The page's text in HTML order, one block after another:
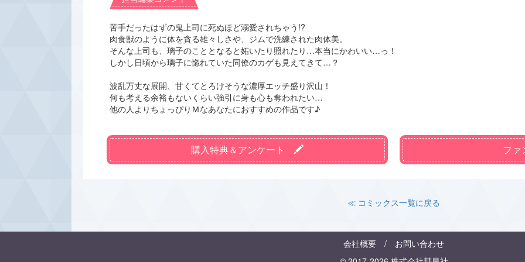
苦手だったはずの鬼上司に死ぬほど溺愛されちゃう!?
肉食獣のように体を貪る雄々しさや、ジムで洗練された肉体美。
そんな上司も、璃子のこととなると妬いたり照れたり…本当にかわいい…っ！
しかし日頃から璃子に惚れていた同僚のカゲも見えてきて…？
波乱万丈な展開、甘くてとろけそうな濃厚エッチ盛り沢山！
何も考える余裕もないくらい強引に身も心も奪われたい…
他の人よりちょっぴりＭなあなたにおすすめの作品です♪
購入特典＆アンケート フ
≪ コミックス一覧に戻る
会社概要 / お問い合わせ